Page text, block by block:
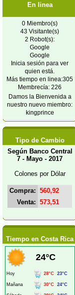
En linea
0 Miembro(s)
43 Visitante(s)
2 Robot(s):
Google
Google
Inicia sesión para ver
quien está.
Más tiempo en linea:305
Membrecía: 226
Damos la Bienvenida a
nuestro nuevo miembro:
kingprince
Tipo de Cambio
Según Banco Central
7 - Mayo - 2017
Colones por Dólar
Compra: 560,92
Venta: 573,51
Tiempo en Costa Rica